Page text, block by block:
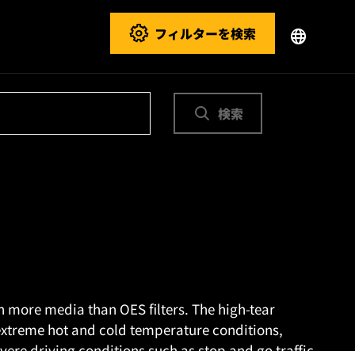
フィルターを検索
検索
media than OES filters. The high-tear
hot and cold temperature conditions,